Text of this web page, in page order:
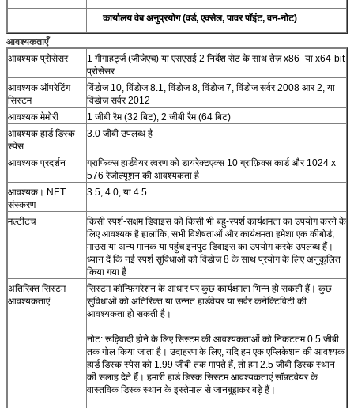
कार्यालय वेब अनुप्रयोग (वर्ड, एक्सेल, पावर पॉइंट, वन-नोट)
आवश्यकताएँ
आवश्यक प्रोसेसर
1 गीगाहर्ट्ज़ (जीजेएच) या एसएसई 2 निर्देश सेट के साथ तेज़ x86- या x64-bit
प्रोसेसर
आवश्यक ऑपरेटिंग
सिस्टम
विंडोज 10, विंडोज 8.1, विंडोज 8, विंडोज 7, विंडोज सर्वर 2008 आर 2, या
विंडोज सर्वर 2012
आवश्यक मेमोरी
1 जीबी रैम (32 बिट); 2 जीबी रैम (64 बिट)
आवश्यक हार्ड डिस्क
स्पेस
3.0 जीबी उपलब्ध है
आवश्यक प्रदर्शन
ग्राफिक्स हार्डवेयर त्वरण को डायरेक्टएक्स 10 ग्राफ़िक्स कार्ड और 1024 x
576 रेजोल्यूशन की आवश्यकता है
आवश्यक। NET
संस्करण
3.5, 4.0, या 4.5
मल्टीटच
किसी स्पर्श-सक्षम डिवाइस को किसी भी बहु-स्पर्श कार्यक्षमता का उपयोग करने के
लिए आवश्यक है हालांकि, सभी विशेषताओं और कार्यक्षमता हमेशा एक कीबोर्ड,
माउस या अन्य मानक या पहुंच इनपुट डिवाइस का उपयोग करके उपलब्ध हैं।
ध्यान दें कि नई स्पर्श सुविधाओं को विंडोज 8 के साथ प्रयोग के लिए अनुकूलित
किया गया है
अतिरिक्त सिस्टम
आवश्यकताएं
सिस्टम कॉन्फ़िगरेशन के आधार पर कुछ कार्यक्षमता भिन्न हो सकती हैं। कुछ
सुविधाओं को अतिरिक्त या उन्नत हार्डवेयर या सर्वर कनेक्टिविटी की
आवश्यकता हो सकती है।
नोट: रूढ़िवादी होने के लिए सिस्टम की आवश्यकताओं को निकटतम 0.5 जीबी
तक गोल किया जाता है। उदाहरण के लिए, यदि हम एक एप्लिकेशन की आवश्यक
हार्ड डिस्क स्पेस को 1.99 जीबी तक मापते हैं, तो हम 2.5 जीबी डिस्क स्थान
की सलाह देते हैं। हमारी हार्ड डिस्क सिस्टम आवश्यकताएं सॉफ़्टवेयर के
वास्तविक डिस्क स्थान के इस्तेमाल से जानबूझकर बड़े हैं।